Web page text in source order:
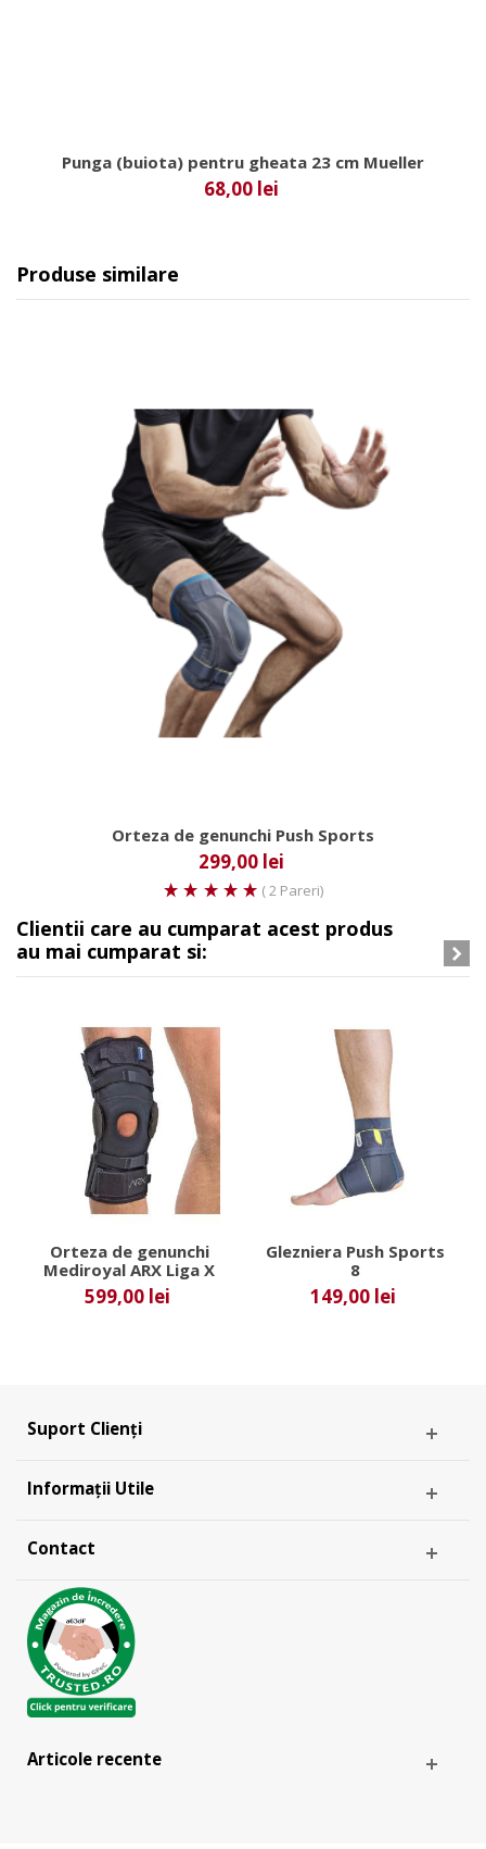
Punga (buiota) pentru gheata 23 cm Mueller
68,00 lei
Produse similare
Orteza de genunchi Push Sports
299,00 lei
( 2 Pareri)
Clientii care au cumparat acest produs
au mai cumparat si:
Orteza de genunchi
Mediroyal ARX Liga X
599,00 lei
Glezniera Push Sports
8
149,00 lei
Suport Clienți
Informații Utile
Contact
Articole recente